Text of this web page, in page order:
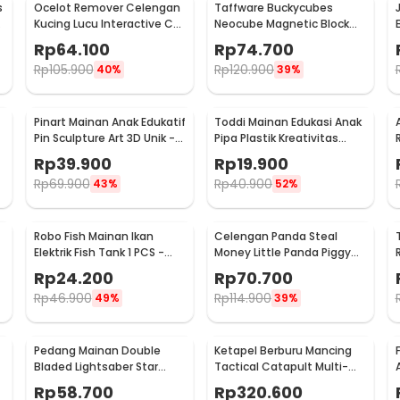
ketapel ini menjadi pilihan ideal bagi
kemudahan pemakaian saat
- JH8172
Ocelot Remover Celengan
Kucing Lucu Interactive Cat
Piggy Bank - 0120
Rp64.100
Rp105.900 40%
Taffware Buckycubes
Neocube Magnetic Block
G0CN05
Rp74.700
Rp120.90039%
Pinart Mainan Anak Edukatif
Pin Sculpture Art 3D Unik -
FD-P3
Rp39.900
Rp69.900 43%
Toddi Mainan Edukasi Anak
Pipa Plastik Kreativitas
Rp19.900
Rp40.900 52%
Robo Fish Mainan Ikan
Elektrik Fish Tank 1 PCS -
Rp24.200
Rp46.900 49%
Celengan Panda Steal
Money Little Panda Piggy
Rp70.700
Rp114.90039%
Pedang Mainan Double
Bladed Lightsaber Star
Wars - 693
Rp58.700
Ketapel Berburu Mancing
Tactical Catapult Multi-
shot - KMSS
Rp320.600